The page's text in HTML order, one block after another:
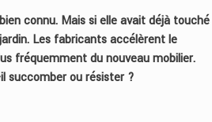
connu. Mais si elle avait déjà touché
Les fabricants accélèrent le
fréquemment du nouveau mobilier.
succomber ou résister ?